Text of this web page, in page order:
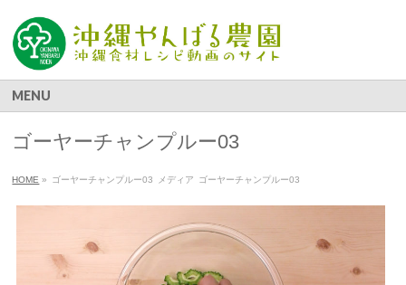
MENU
ゴーヤーチャンプルー03
HOME » ゴーヤーチャンプルー03 メディア ゴーヤーチャンプルー03